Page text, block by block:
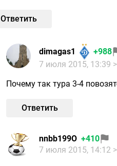
Ответить
dimagas1
+988
7 июля 2015, 13:39
Почему так тура 3-4
Ответить
nnbb199O +410
7 июля 2015, 14:12